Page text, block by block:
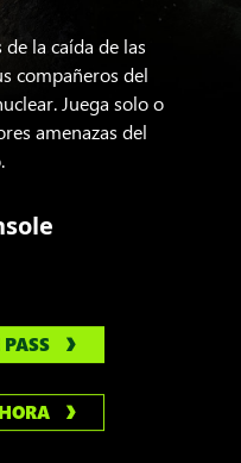
la caída de las
compañeros del
Juega solo o
amenazas del